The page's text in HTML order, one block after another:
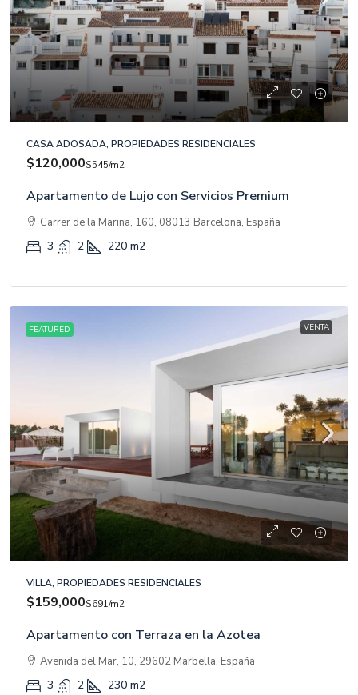
CASA ADOSADA, PROPIEDADES RESIDENCIALES
$120,000$545/m2
Apartamento de Lujo con Servicios Premium
Carrer de la Marina, 160, 08013 Barcelona, España
3 2 220 m2
FEATURED VENTA
VILLA, PROPIEDADES RESIDENCIALES
$159,000$691/m2
Apartamento con Terraza en la Azotea
Avenida del Mar, 10, 29602 Marbella, España
3 2 230 m2